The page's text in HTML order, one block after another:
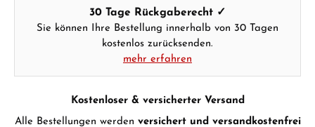
30 Tage Rückgaberecht ✓
Sie können Ihre Bestellung innerhalb von 30 Tagen
kostenlos zurücksenden.
mehr erfahren
Kostenloser & versicherter Versand
Alle Bestellungen werden versichert und versandkostenfrei